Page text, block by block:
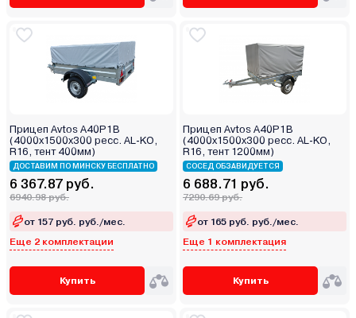
Прицеп Avtos A40P1B
(4000х1500х300 ресс. AL-KO,
R16, тент 400мм)
ДОСТАВИМ ПО МИНСКУ БЕСПЛАТНО
6 367.87 руб.
6940.98 руб.
от 157 руб. руб./мес.
Еще 2 комплектации
Купить
Прицеп Avtos A40P1B
(4000х1500х300 ресс. AL-KO,
R16, тент 1200мм)
СОСЕД ОБЗАВИДУЕТСЯ
6 688.71 руб.
7290.69 руб.
от 165 руб. руб./мес.
Еще 1 комплектация
Купить